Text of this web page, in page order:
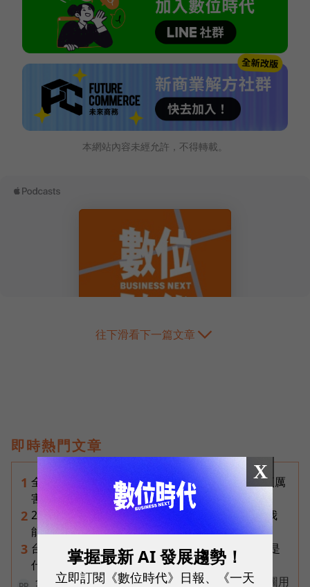
本網站內容未經允許，不得轉載。
往下滑看下一篇文章
即時熱門文章
1 全台最大全聯首日業績破百萬，蔡篤昌：還會有更厲
害的大型店！為何把餐廳健身房都搬上樓？
2 2026普發一萬最新進度｜國民支援金通過了嗎？我
能領嗎？地方發錢大盤點
3 台達電第二曲線盤點：「不發火的發電機」SOFC是
什麼？AI機器人、微電網、氫電池都它的局
全台首創48米LED「漫遊洞」！台中市政府綠美圖用
X
掌握最新 AI 發展趨勢！
立即訂閱《數位時代》日報、《一天